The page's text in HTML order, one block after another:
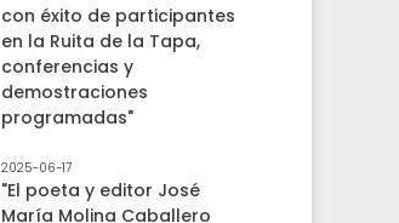
con éxito de participantes
en la Ruita de la Tapa,
conferencias y
demostraciones
programadas"
2025-06-17
"El poeta y editor José
María Molina Caballero